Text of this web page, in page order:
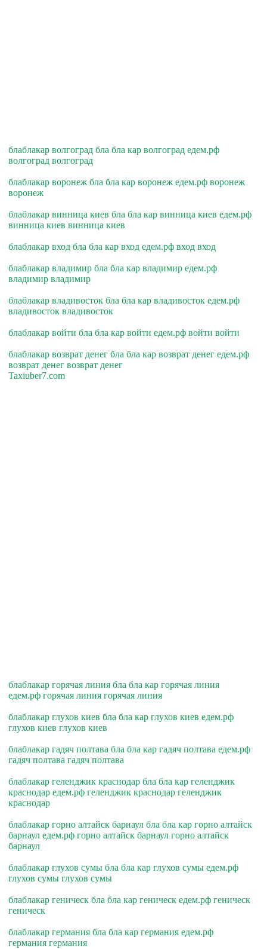
блаблакар волгоград бла бла кар волгоград едем.рф
волгоград волгоград
блаблакар воронеж бла бла кар воронеж едем.рф воронеж
воронеж
блаблакар винница киев бла бла кар винница киев едем.рф
винница киев винница киев
блаблакар вход бла бла кар вход едем.рф вход вход
блаблакар владимир бла бла кар владимир едем.рф
владимир владимир
блаблакар владивосток бла бла кар владивосток едем.рф
владивосток владивосток
блаблакар войти бла бла кар войти едем.рф войти войти
блаблакар возврат денег бла бла кар возврат денег едем.рф
возврат денег возврат денег
Taxiuber7.com
блаблакар горячая линия бла бла кар горячая линия
едем.рф горячая линия горячая линия
блаблакар глухов киев бла бла кар глухов киев едем.рф
глухов киев глухов киев
блаблакар гадяч полтава бла бла кар гадяч полтава едем.рф
гадяч полтава гадяч полтава
блаблакар геленджик краснодар бла бла кар геленджик
краснодар едем.рф геленджик краснодар геленджик
краснодар
блаблакар горно алтайск барнаул бла бла кар горно алтайск
барнаул едем.рф горно алтайск барнаул горно алтайск
барнаул
блаблакар глухов сумы бла бла кар глухов сумы едем.рф
глухов сумы глухов сумы
блаблакар геническ бла бла кар геническ едем.рф геническ
геническ
блаблакар германия бла бла кар германия едем.рф
германия германия